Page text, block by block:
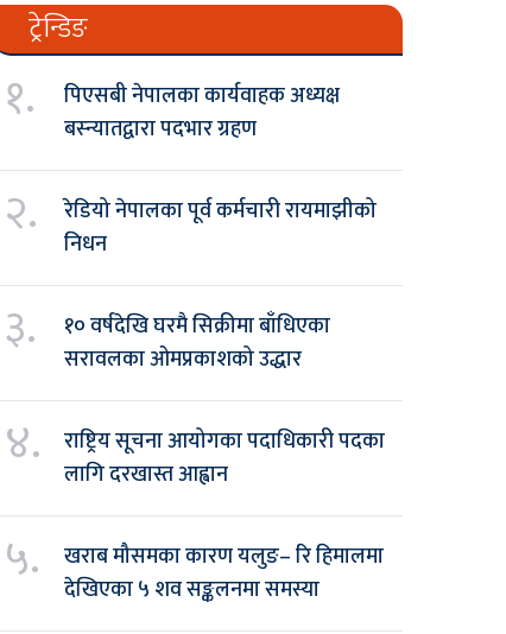
ट्रेन्डिङ
१.
पिएसबी नेपालका कार्यवाहक अध्यक्ष
बस्न्यातद्वारा पदभार ग्रहण
२.
रेडियो नेपालका पूर्व कर्मचारी रायमाझीको
निधन
३.
१० वर्षदेखि घरमै सिक्रीमा बाँधिएका
सरावलका ओमप्रकाशको उद्धार
४.
राष्ट्रिय सूचना आयोगका पदाधिकारी पदका
लागि दरखास्त आह्वान
५.
खराब मौसमका कारण यलुङ– रि हिमालमा
देखिएका ५ शव सङ्कलनमा समस्या